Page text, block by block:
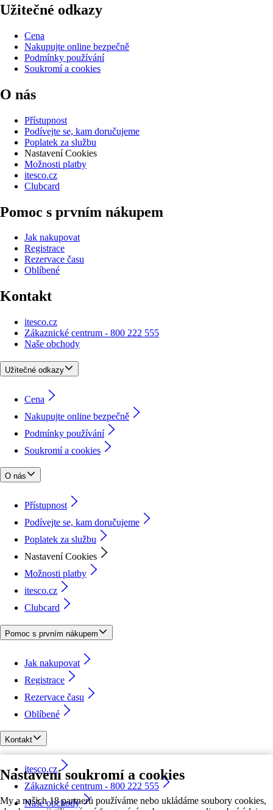
Nastavení soukromí a cookies
My a našich 18 partnerů používáme nebo ukládáme soubory cookies,
Užitečné odkazy
Cena
Nakupujte online bezpečně
Podmínky používání
Soukromí a cookies
O nás
Přístupnost
Podívejte se, kam doručujeme
Poplatek za službu
Nastavení Cookies
Možnosti platby
itesco.cz
Clubcard
Pomoc s prvním nákupem
Jak nakupovat
Registrace
Rezervace času
Oblíbené
Kontakt
itesco.cz
Zákaznické centrum - 800 222 555
Naše obchody
Užitečné odkazy
Cena
Nakupujte online bezpečně
Podmínky používání
Soukromí a cookies
O nás
Přístupnost
Podívejte se, kam doručujeme
Poplatek za službu
Nastavení Cookies
Možnosti platby
itesco.cz
Clubcard
Pomoc s prvním nákupem
Jak nakupovat
Registrace
Rezervace času
Oblíbené
Kontakt
itesco.cz
Zákaznické centrum - 800 222 555
Naše obchody